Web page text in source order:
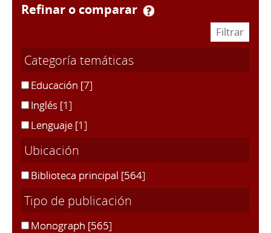
refinar o comparar
Categoría temáticas
Educación [7]
Inglés [1]
Lenguaje [1]
Ubicación
Biblioteca principal [564]
Tipo de publicación
Monograph [565]